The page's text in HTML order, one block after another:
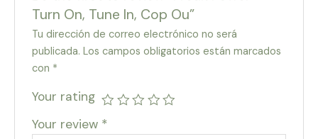
Turn On, Tune In, Cop Ou”
Tu dirección de correo electrónico no será
publicada. Los campos obligatorios están marcados
con *
Your rating
Your review *